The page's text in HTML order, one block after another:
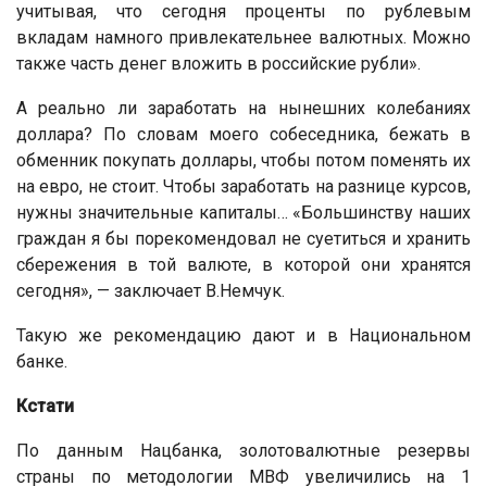
учитывая, что сегодня проценты по рублевым
вкладам намного привлекательнее валютных. Можно
также часть денег вложить в российские рубли».
А реально ли заработать на нынешних колебаниях
доллара? По словам моего собеседника, бежать в
обменник покупать доллары, чтобы потом поменять их
на евро, не стоит. Чтобы заработать на разнице курсов,
нужны значительные капиталы… «Большинству наших
граждан я бы порекомендовал не суетиться и хранить
сбережения в той валюте, в которой они хранятся
сегодня», — заключает В.Немчук.
Такую же рекомендацию дают и в Национальном
банке.
Кстати
По данным Нацбанка, золотовалютные резервы
страны по методологии МВФ увеличились на 1